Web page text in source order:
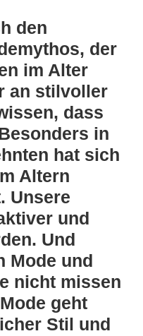
den
der
im Alter
an stilvoller
dass
in
hat sich
Altern
Unsere
und
Und
Mode und
nicht missen
geht
Stil und